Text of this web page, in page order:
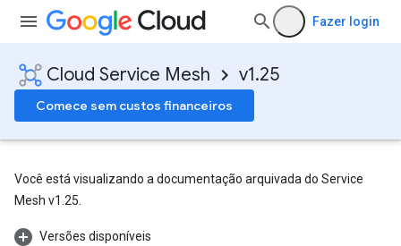
Fazer login
Cloud Service Mesh v1.25
Comece sem custos financeiros
Você está visualizando a documentação arquivada do Service
Mesh v1.25.
Versões disponíveis